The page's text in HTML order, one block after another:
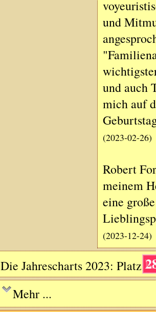
und
und auch
mich auf
(2023-02-26)
Robert
meinem
eine
(2023-12-24)
Die Jahrescharts 2023: Platz
Mehr ...